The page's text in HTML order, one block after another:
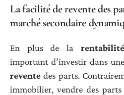
La facilité de revente des
marché secondaire
En plus de la rentabilité
important d’investir dans
revente des parts.
immobilier, vendre des parts